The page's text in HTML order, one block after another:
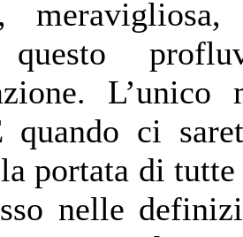
questo
quando ci
portata di
nelle